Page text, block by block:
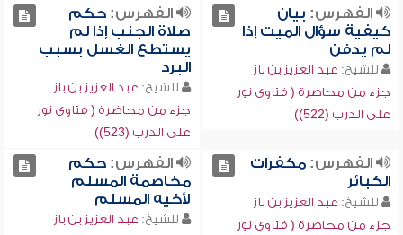
الفهرس: بيان
كيفية سؤال الميت إذا
لم يدفن
للشيخ: عبد العزيز بن باز
جزء من محاضرة ( فتاوى نور
على الدرب (522))
الفهرس:حكم
صلاة الجنب إذا لم
يستطع الغسل بسبب
البرد
للشيخ: عبد العزيز بن باز
جزء من محاضرة ( فتاوى نور
على الدرب (523))
الفهرس:مكفرات
الكبائر
للشيخ: عبد العزيز بن باز
جزء من محاضرة ( فتاوى نور
الفهرس:حكم
مخاصمة المسلم
لأخيه المسلم
للشيخ: عبد العزيز بن باز